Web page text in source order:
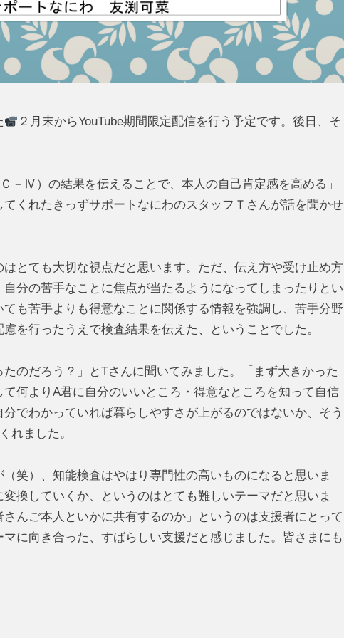
２月末からYouTube期間限定配信を行う予定です。後日、そ
－Ⅳ）の結果を伝えることで、本人の自己肯定感を高める」
くれたきっずサポートなにわのスタッフＴさんが話を聞かせ
とても大切な視点だと思います。ただ、伝え方や受け止め方
分の苦手なことに焦点が当たるようになってしまったりとい
も苦手よりも得意なことに関係する情報を強調し、苦手分野
を行ったうえで検査結果を伝えた、ということでした。
のだろう？」とTさんに聞いてみました。「まず大きかった
何よりA君に自分のいいところ・得意なところを知って自信
でわかっていれば暮らしやすさが上がるのではないか、そう
れました。
笑）、知能検査はやはり専門性の高いものになると思いま
換していくか、というのはとても難しいテーマだと思いま
んご本人といかに共有するのか」というのは支援者にとって
に向き合った、すばらしい支援だと感じました。皆さまにも